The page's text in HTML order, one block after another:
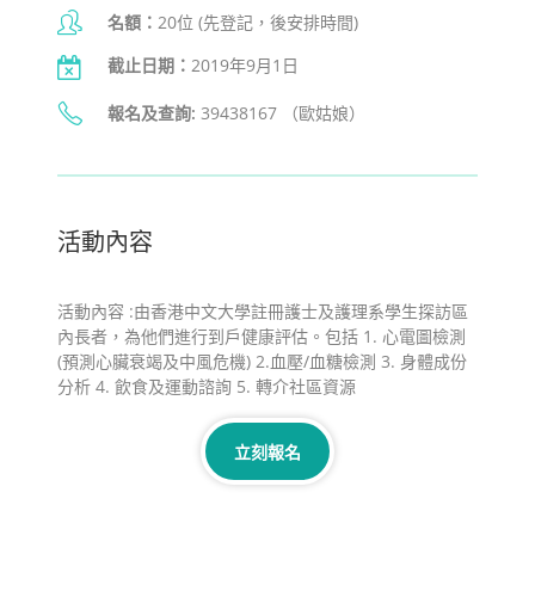
名額： 20位 (先登記，後安排時間)
截止日期： 2019年9月1日
報名及查詢: 39438167 （歐姑娘）
活動內容
活動內容 :由香港中文大學註冊護士及護理系學生探訪區
內長者，為他們進行到戶健康評估。包括 1. 心電圖檢測
(預測心臟衰竭及中風危機) 2.血壓/血糖檢測 3. 身體成份
分析 4. 飲食及運動諮詢 5. 轉介社區資源
立刻報名